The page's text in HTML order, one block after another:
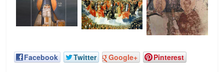
Facebook Twitter Google+ Pinterest